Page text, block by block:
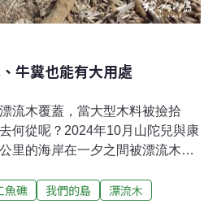
及限縮漁民捕魚的漁場最受大眾
技的進步，施工打椿的減
牛糞也能有大用處
流木覆蓋，當大型木料被撿拾
何從呢？2024年10月山陀兒與康
里的海岸在一夕之間被漂流木占
化爐和水泥窯都拒絕接收。東華
魚礁 我們的島
漂流木